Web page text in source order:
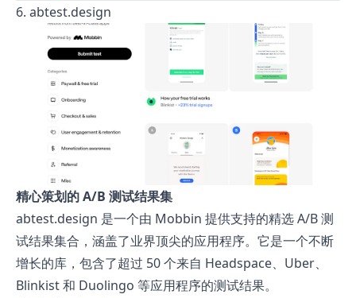
6. abtest.design
精心策划的 A/B 测试结果集
abtest.design 是一个由 Mobbin 提供支持的精选 A/B 测
试结果集合，涵盖了业界顶尖的应用程序。它是一个不断
增长的库，包含了超过 50 个来自 Headspace、Uber、
Blinkist 和 Duolingo 等应用程序的测试结果。